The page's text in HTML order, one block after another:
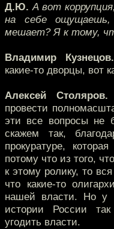
Д.Ю. А вот
на себе
мешает? Я к тому,
Владимир Кузнецов.
какие-то дворцы, вот
Алексей Столяров.
провести
эти все вопросы не
скажем так,
прокуратуре,
потому что из того,
к этому ролику, то
что какие-то
нашей власти. Но у
истории России
угодить власти.